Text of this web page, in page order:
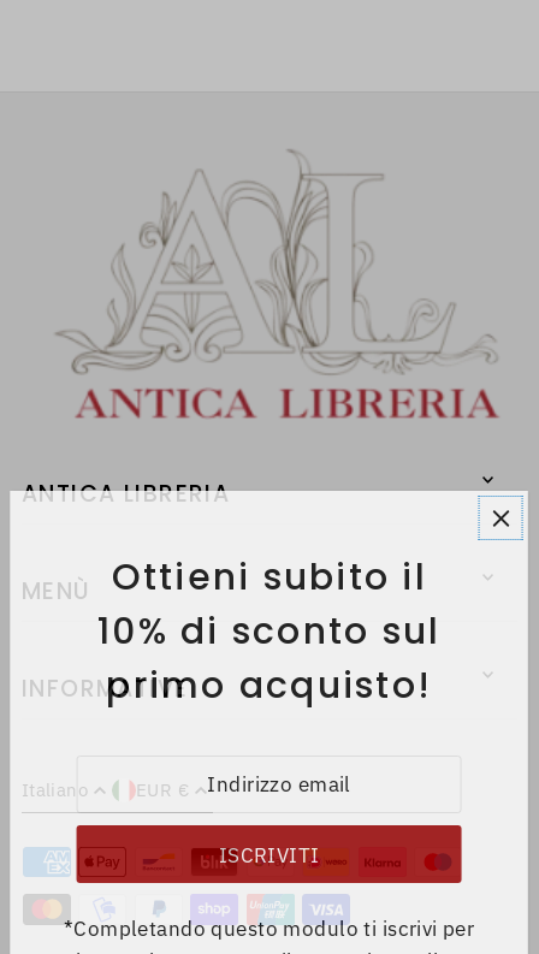
ANTICA LIBRERIA
MENÙ
INFORMATIVE
Italiano EUR €
Ottieni subito il
10% di sconto sul
primo acquisto!
*Completando questo modulo ti iscrivi per